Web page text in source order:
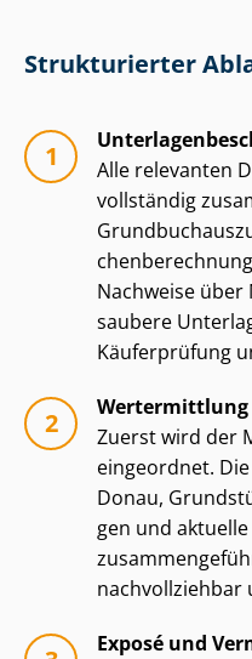
Strukturierter
Alle relevanten
vollständig
Nachweise
saubere
Käuferprüfung
Wertermittlung
Zuerst wird der
eingeordnet.
Donau,
gen und
nachvollziehbar
Exposé und